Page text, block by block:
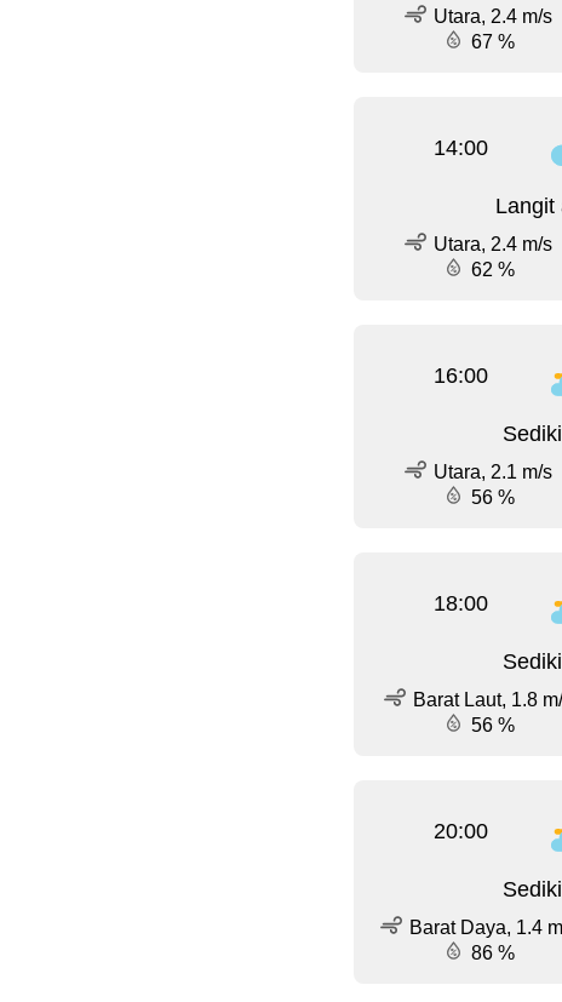
Utara, 2.4 m/s
67 %
14:00
Langit
Utara, 2.4 m/s
62 %
16:00
Utara, 2.1 m/s
56 %
18:00
Barat Laut, 1.8
56 %
20:00
Barat Daya, 1.4
86 %